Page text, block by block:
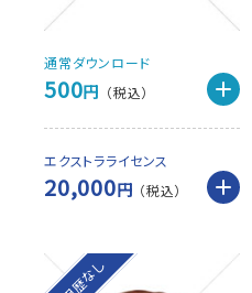
通常ダウンロード
500円
エクストラライセンス
20,000円